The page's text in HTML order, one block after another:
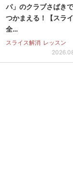
パ」のクラブさばき
つかまえる！【スラ
全…
スライス解消 レッスン